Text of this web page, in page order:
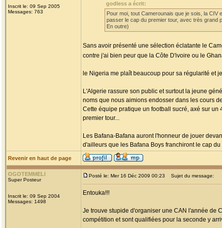
Inscrit le: 09 Sep 2005
Messages: 763
godless a écrit:
Pour moi, tout Camerounais que je sois, la
passer le cap du premier tour, avec très grand
En outre)
Sans avoir présenté une sélection éclatante le
contre j'ai bien peur que la Côte D'ivoire ou le
le Nigeria me plaît beaucoup pour sa régularité et
L'Algerie rassure son public et surtout la jeune
noms que nous aimions endosser dans les cours
Cette équipe pratique un football sucré, axé sur
premier tour...
Les Bafana-Bafana auront l'honneur de jouer
d'ailleurs que les Bafana Boys franchiront le cap
Revenir en haut de page
OGOTEMMELI
Super Posteur
Inscrit le: 09 Sep 2004
Messages: 1498
Posté le: Mer 16 Déc 2009 00:23 Sujet du message:
Entouka!!!
Je trouve stupide d'organiser une CAN l'année de
compétition et sont qualifiées pour la seconde y